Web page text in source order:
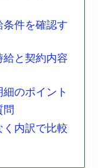
件を確認す
と契約内容
のポイント
問
内訳で比較